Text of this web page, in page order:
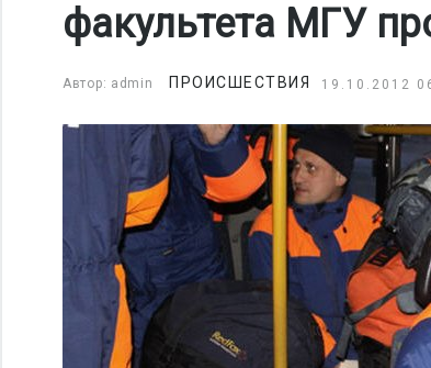
факультета МГУ
Автор: admin ПРОИСШЕСТВИЯ 19.10.2012